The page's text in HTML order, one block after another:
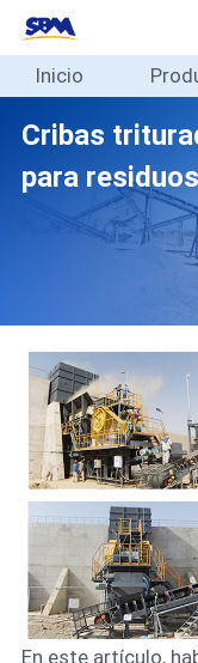
Inicio
Productos
Contacto
Español
Inicio
Cribas
para residuos
En este artículo,